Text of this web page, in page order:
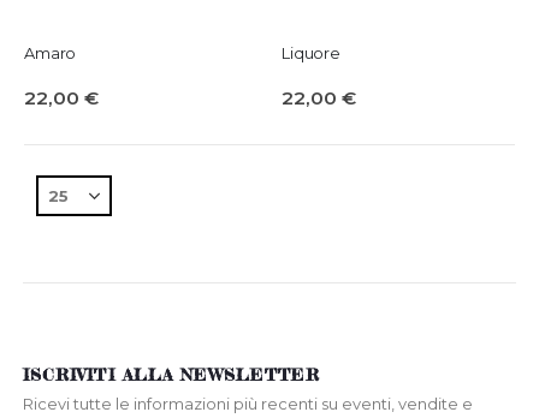
Amaro
22,00 €
Liquore
22,00 €
ISCRIVITI ALLA NEWSLETTER
Ricevi tutte le informazioni più recenti su eventi, vendite e